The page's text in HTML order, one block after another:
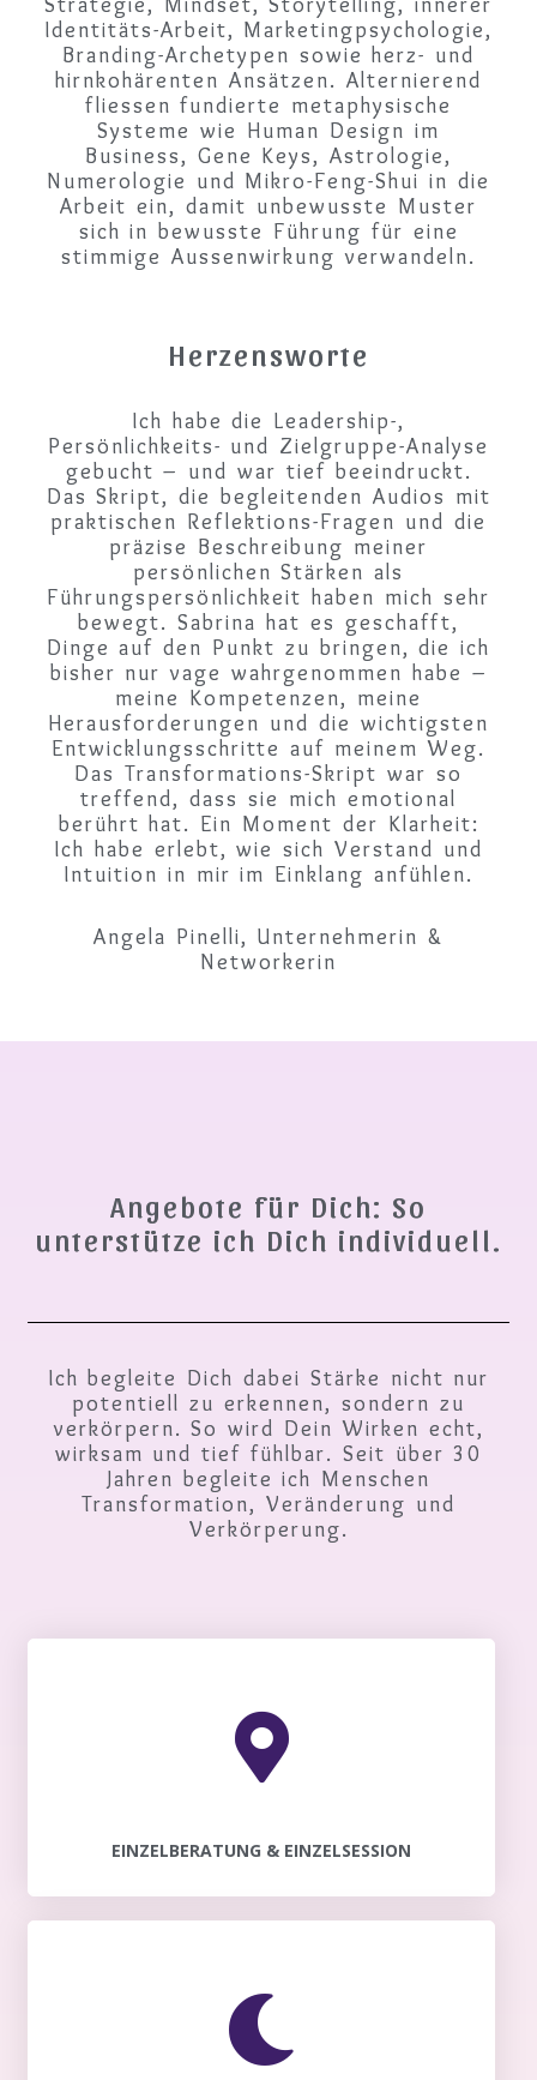
Identitäts-Arbeit, Marketingpsychologie,
Branding-Archetypen sowie herz- und
hirnkohärenten Ansätzen. Alternierend
fliessen fundierte metaphysische
Systeme wie Human Design im
Business, Gene Keys, Astrologie,
Numerologie und Mikro-Feng-Shui in die
Arbeit ein, damit unbewusste Muster
sich in bewusste Führung für eine
stimmige Aussenwirkung verwandeln.
Herzensworte
Ich habe die Leadership-,
Persönlichkeits- und Zielgruppe-Analyse
gebucht – und war tief beeindruckt.
Das Skript, die begleitenden Audios mit
praktischen Reflektions-Fragen und die
präzise Beschreibung meiner
persönlichen Stärken als
Führungspersönlichkeit haben mich sehr
bewegt. Sabrina hat es geschafft,
Dinge auf den Punkt zu bringen, die ich
bisher nur vage wahrgenommen habe –
meine Kompetenzen, meine
Herausforderungen und die wichtigsten
Entwicklungsschritte auf meinem Weg.
Das Transformations-Skript war so
treffend, dass sie mich emotional
berührt hat. Ein Moment der Klarheit:
Ich habe erlebt, wie sich Verstand und
Intuition in mir im Einklang anfühlen.
Angela Pinelli, Unternehmerin &
Networkerin
Angebote für Dich: So
unterstütze ich Dich individuell.
Ich begleite Dich dabei Stärke nicht nur
potentiell zu erkennen, sondern zu
verkörpern. So wird Dein Wirken echt,
wirksam und tief fühlbar. Seit über 30
Jahren begleite ich Menschen
Transformation, Veränderung und
Verkörperung.
EINZELBERATUNG & EINZELSESSION